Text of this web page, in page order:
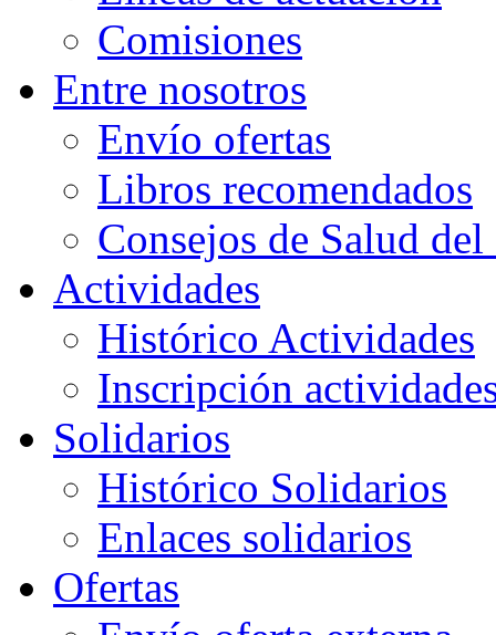
Comisiones
Entre nosotros
Envío ofertas
Libros recomendados
Consejos de Salud
Actividades
Histórico Actividades
Inscripción
Solidarios
Histórico Solidarios
Enlaces solidarios
Ofertas